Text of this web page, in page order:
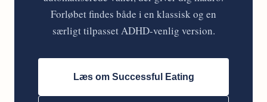
Forløbet findes både i en klassisk og en
særligt tilpasset ADHD-venlig version.
Læs om Successful Eating